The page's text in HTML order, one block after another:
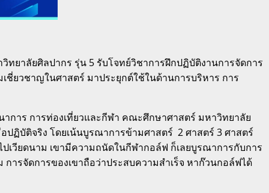
าลัยศิลปากร รุ่น 5 รับโจทย์วิชาการฝึกปฏิบัติงานการจัดการ
ชี่ยวชาญในศาสตร์ มาประยุกต์ใช้ในด้านการบริหาร การ
าร การท่องเที่ยวและกีฬา คณะศึกษาศาสตร์ มหาวิทยาลัย
ฏิบัติจริง โดยเน้นบูรณาการข้ามศาสตร์ 2 ศาสตร์ 3 ศาสตร์
วียดนาม เขามีความถนัดในกีฬากอล์ฟ ก็เลยบูรณาการกับการ
ารจัดการของเขาถือว่าประสบความสำเร็จ หาก๊วนกอล์ฟได้